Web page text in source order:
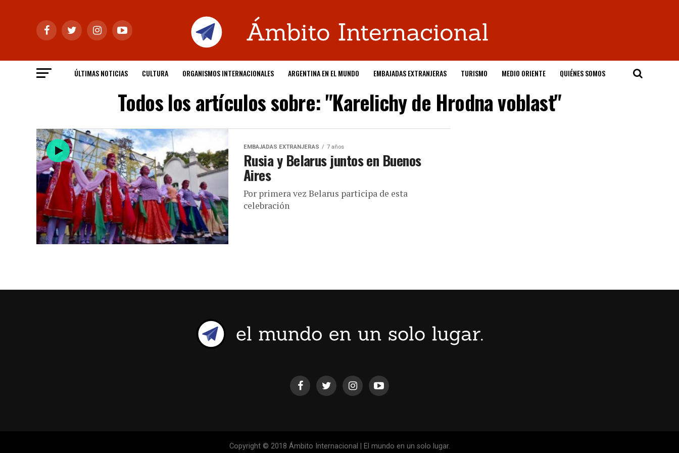
ÚLTIMAS NOTICIAS CULTURA ORGANISMOS INTERNACIONALES ARGENTINA EN EL MUNDO EMBAJADAS EXTRANJERAS TURISMO MEDIO ORIENTE QUIÉNES SOMOS
Todos los artículos sobre: "Karelichy de Hrodna voblast"
EMBAJADAS EXTRANJERAS 7 años
Rusia y Belarus juntos en Buenos
Aires
Por primera vez Belarus participa de esta
celebración
Copyright © 2018 Ámbito Internacional | El mundo en un solo lugar.